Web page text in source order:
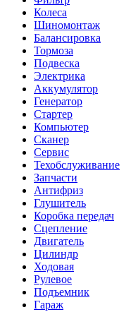
Колеса
Шиномонтаж
Балансировка
Тормоза
Подвеска
Электрика
Аккумулятор
Генератор
Стартер
Компьютер
Сканер
Сервис
Техобслуживание
Запчасти
Антифриз
Глушитель
Коробка передач
Сцепление
Двигатель
Цилиндр
Ходовая
Рулевое
Подъемник
Гараж